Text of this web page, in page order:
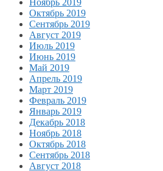
Ноябрь 2019
Октябрь 2019
Сентябрь 2019
Август 2019
Июль 2019
Июнь 2019
Май 2019
Апрель 2019
Март 2019
Февраль 2019
Январь 2019
Декабрь 2018
Ноябрь 2018
Октябрь 2018
Сентябрь 2018
Август 2018